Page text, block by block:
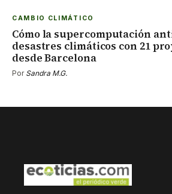
CAMBIO CLIMÁTICO
Cómo la supercomputación
desastres climáticos con 21
desde Barcelona
Por Sandra M.G.